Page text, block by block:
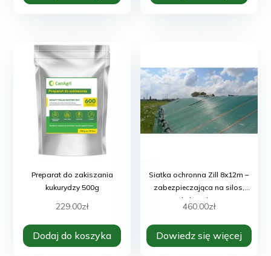
Preparat do zakiszania
kukurydzy 500g
229.00zł
Dodaj do koszyka
Siatka ochronna Zill 8x12m –
zabezpieczająca na silos,
kukurydzę
460.00zł
Dowiedz się więcej